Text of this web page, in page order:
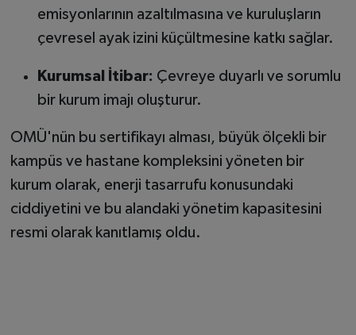
emisyonlarının azaltılmasına ve kuruluşların
çevresel ayak izini küçültmesine katkı sağlar.
Kurumsal İtibar: Çevreye duyarlı ve sorumlu
bir kurum imajı oluşturur.
OMÜ'nün bu sertifikayı alması, büyük ölçekli bir
kampüs ve hastane kompleksini yöneten bir
kurum olarak, enerji tasarrufu konusundaki
ciddiyetini ve bu alandaki yönetim kapasitesini
resmi olarak kanıtlamış oldu.